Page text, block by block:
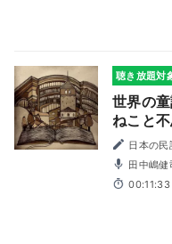
聴き放題対
世界の
ねこと不
日本の民
妃
00:11:33